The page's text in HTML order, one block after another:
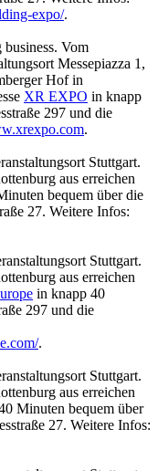
expo/.
Vom
Messepiazza 1,
Hof in
XR EXPO in knapp
297 und die
.
Stuttgart.
aus erreichen
bequem über die
27. Weitere Infos:
Stuttgart.
aus erreichen
in knapp 40
297 und die
.
Stuttgart.
aus erreichen
Minuten bequem über
27. Weitere Infos: